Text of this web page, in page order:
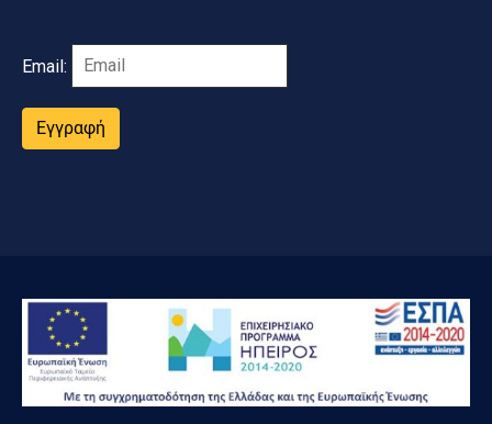
Email:
Εγγραφή